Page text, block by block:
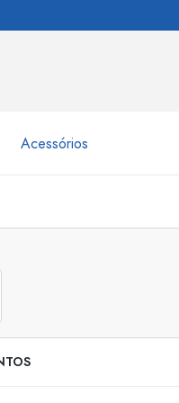
Acessórios
Frascos